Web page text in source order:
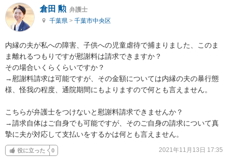
倉田 勲 弁護士
千葉県 > 千葉市中央区
内縁の夫が私への障害、子供への児童虐待で捕まりました、このま
ま離れるつもりですが慰謝料は請求できますか？
その場合いくらくらいですか？
→慰謝料請求は可能ですが、その金額については内縁の夫の暴行態
様、怪我の程度、通院期間にもよりますので何とも言えません。
こちらが弁護士をつけないと慰謝料請求できませんか？
→請求自体はご自身でも可能ですが、そのご自身の請求について真
摯に夫が対応して支払いをするかは何とも言えません。
役に立った 0 2021年11月13日 17:35